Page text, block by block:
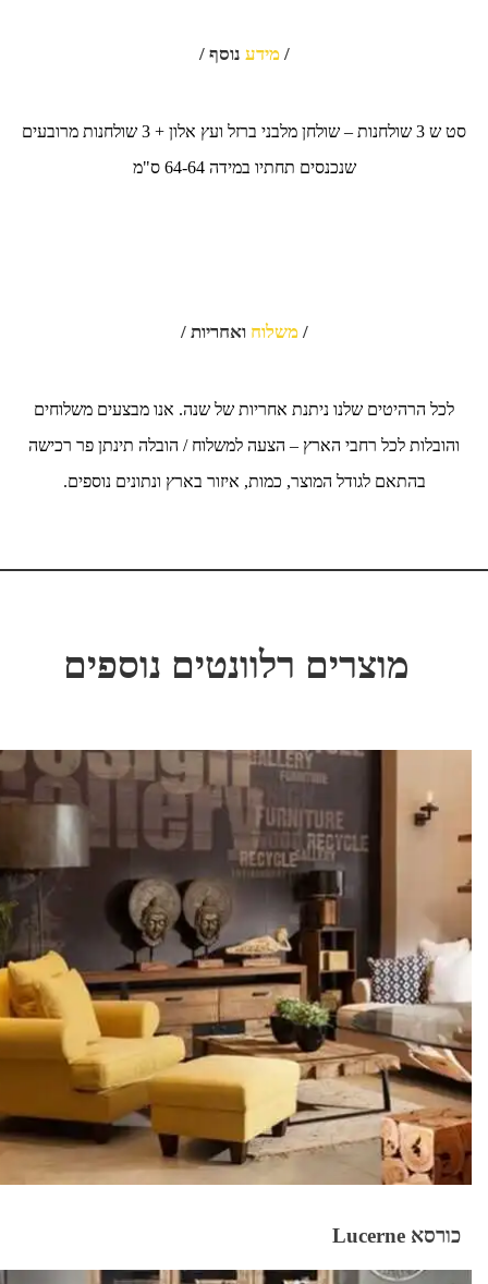
/ מידע נוסף /
סט ש 3 שולחנות – שולחן מלבני ברזל ועץ אלון + 3 שולחנות מרובעים
שנכנסים תחתיו במידה 64-64 ס"מ
/משלוח ואחריות /
לכל הרהיטים שלנו ניתנת אחריות של שנה. אנו מבצעים משלוחים
והובלות לכל רחבי הארץ – הצעה למשלוח / הובלה תינתן פר רכישה
בהתאם לגודל המוצר, כמות, איזור בארץ ונתונים נוספים.
מוצרים רלוונטים נוספים
כורסא Lucerne